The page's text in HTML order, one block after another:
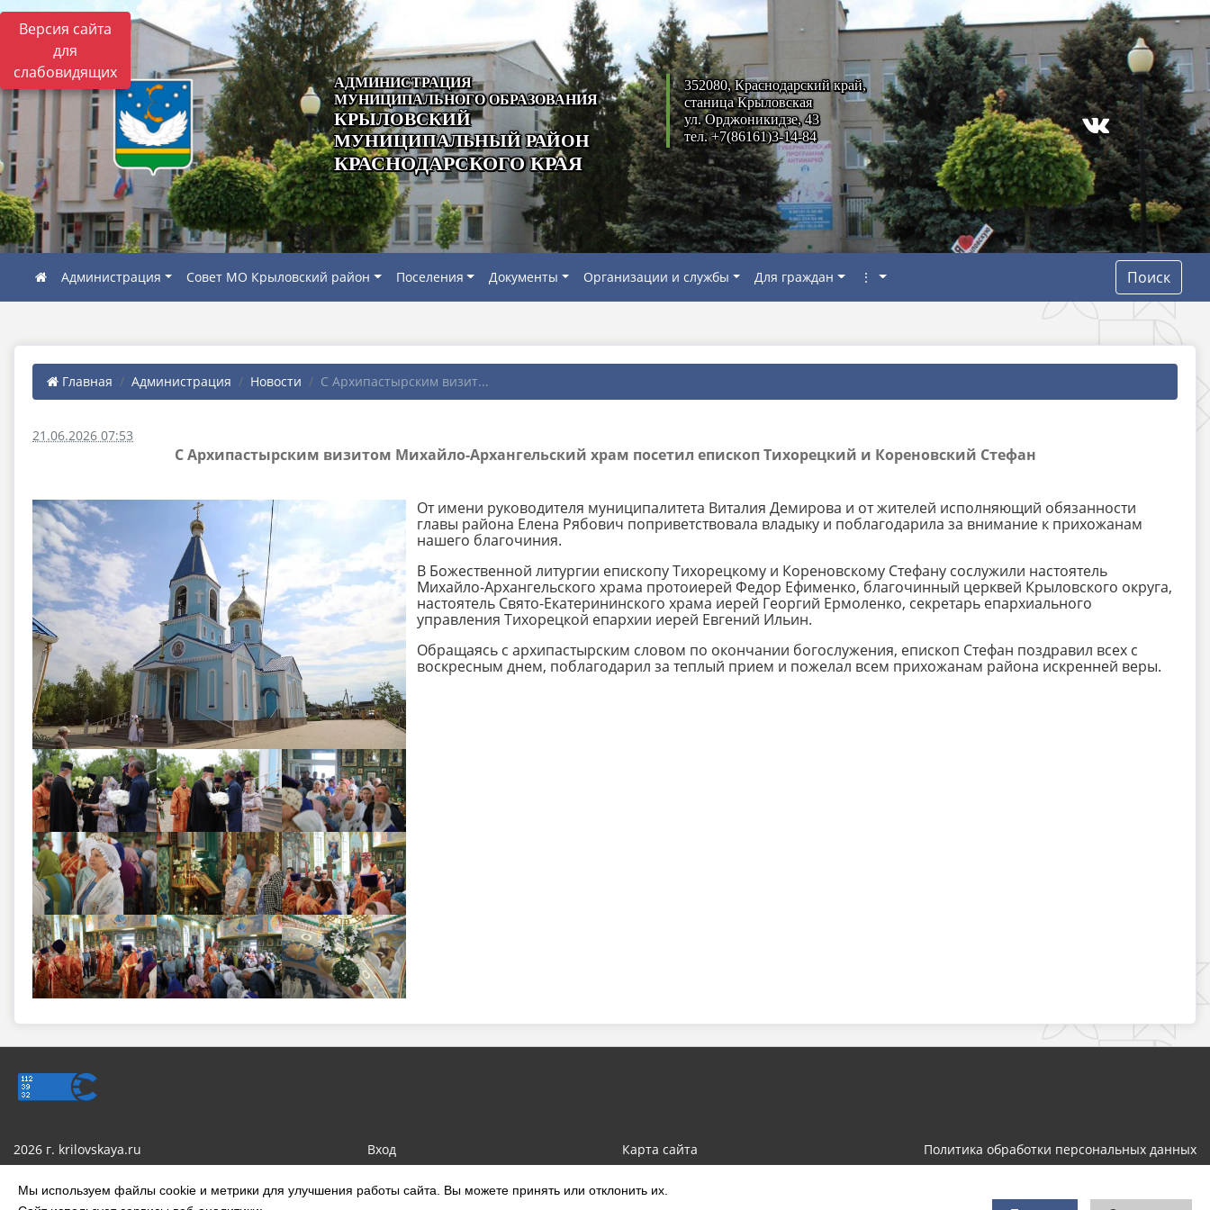
Мы используем файлы cookie и метрики для улучшения работы сайта. Вы можете принять или отклонить их.
Версия сайта
для
слабовидящих
АДМИНИСТРАЦИЯ
МУНИЦИПАЛЬНОГО ОБРАЗОВАНИЯ
КРЫЛОВСКИЙ
МУНИЦИПАЛЬНЫЙ РАЙОН
КРАСНОДАРСКОГО КРАЯ
352080, Краснодарский край,
станица Крыловская
ул. Орджоникидзе, 43
тел. +7(86161)3-14-84
Администрация Совет МО Крыловский район Поселения Документы Организации и службы Для граждан ⋮ Поиск
Главная Администрация Новости С Архипастырским визит...
21.06.2026 07:53
С Архипастырским визитом Михайло-Архангельский храм посетил епископ Тихорецкий и Кореновский Стефан
От имени руководителя муниципалитета Виталия Демирова и от жителей исполняющий обязанности
главы района Елена Рябович поприветствовала владыку и поблагодарила за внимание к прихожанам
нашего благочиния.
В Божественной литургии епископу Тихорецкому и Кореновскому Стефану сослужили настоятель
Михайло-Архангельского храма протоиерей Федор Ефименко, благочинный церквей Крыловского округа,
настоятель Свято-Екатерининского храма иерей Георгий Ермоленко, секретарь епархиального
управления Тихорецкой епархии иерей Евгений Ильин.
Обращаясь с архипастырским словом по окончании богослужения, епископ Стефан поздравил всех с
воскресным днем, поблагодарил за теплый прием и пожелал всем прихожанам района искренней веры.
2026 г. krilovskaya.ru Вход Карта сайта Политика обработки персональных данных
Сделано на KubCMS